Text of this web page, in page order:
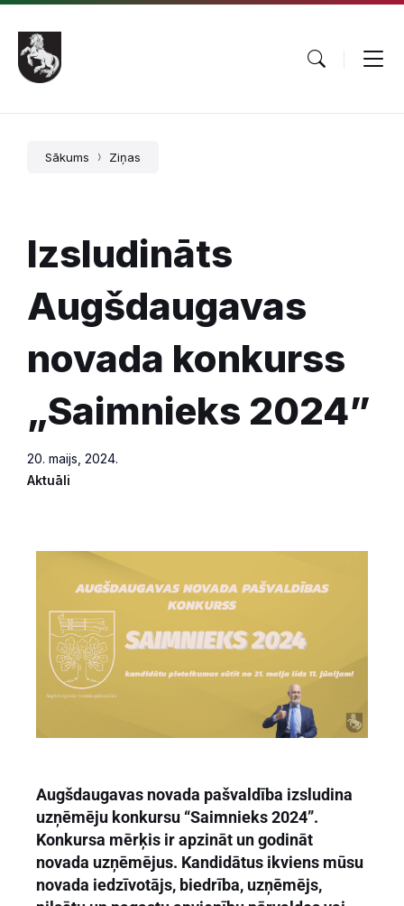
Sākums Ziņas
Izsludināts
Augšdaugavas
novada konkurss
„Saimnieks 2024”
20. maijs, 2024.
Aktuāli
Augšdaugavas novada pašvaldība izsludina
uzņēmēju konkursu “Saimnieks 2024”.
Konkursa mērķis ir apzināt un godināt
novada uzņēmējus. Kandidātus ikviens mūsu
novada iedzīvotājs, biedrība, uzņēmējs,